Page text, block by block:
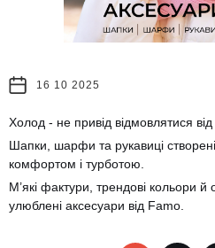
16 10 2025
Холод - не привід відмовлятися від
Шапки, шарфи та рукавиці
комфортом і турботою.
М’які фактури, трендові кольори й
улюблені аксесуари від Famo.